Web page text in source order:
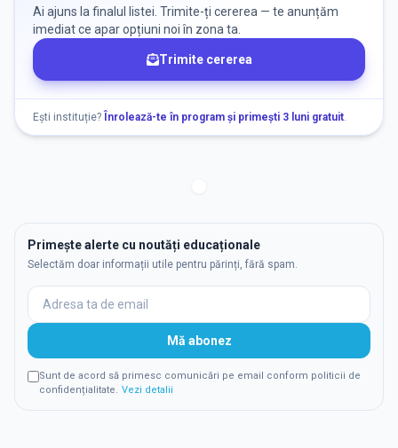
Ai ajuns la finalul listei. Trimite-ți cererea — te anunțăm
imediat ce apar opțiuni noi în zona ta.
Trimite cererea
Ești instituție? Înrolează-te în program și primești 3 luni gratuit.
Primește alerte cu noutăți educaționale
Selectăm doar informații utile pentru părinți, fără spam.
Mă abonez
Sunt de acord să primesc comunicări pe email conform politicii de
confidențialitate. Vezi detalii